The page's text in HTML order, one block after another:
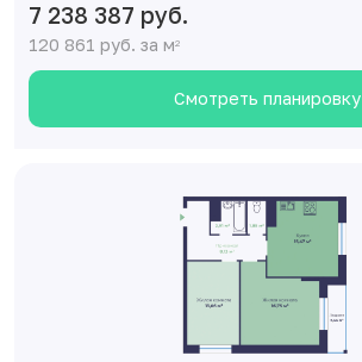
7 238 387 руб.
120 861 руб. за м2
Смотреть планировку